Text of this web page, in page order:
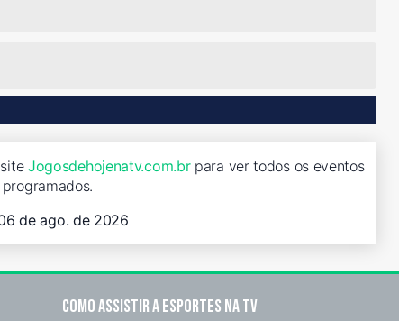
Jogosdehojenatv.com.brpara ver todos os eventos
programados.
de ago. de 2026
Como assistir a esportes na TV